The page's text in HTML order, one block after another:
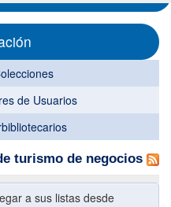
de Usuarios
turismo de negocios
a sus listas desde